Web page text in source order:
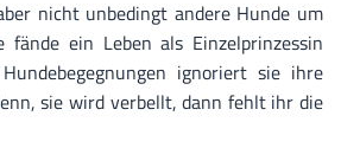
nicht unbedingt andere Hunde um
ein Leben als Einzelprinzessin
ignoriert sie ihre
sie wird verbellt, dann fehlt ihr die